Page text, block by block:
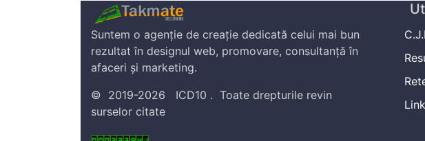
Suntem o agenție de creație dedicată celui mai bun
rezultat în designul web, promovare, consultanță în
afaceri și marketing.
© 2019-2026 ICD10 . Toate drepturile revin
surselor citate